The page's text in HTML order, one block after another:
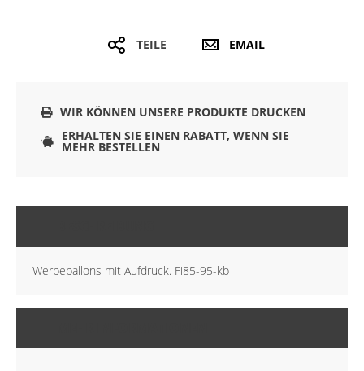
TEILE EMAIL
WIR KÖNNEN UNSERE PRODUKTE DRUCKEN
ERHALTEN SIE EINEN RABATT, WENN SIE
MEHR BESTELLEN
Werbeballons mit Aufdruck. Fi85-95-kb